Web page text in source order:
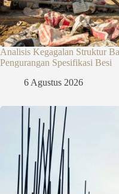
Analisis Kegagalan Struktur
Pengurangan Spesifikasi Besi
6 Agustus 2026